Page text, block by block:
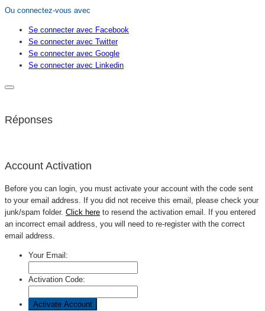
Ou connectez-vous avec
Se connecter avec Facebook
Se connecter avec Twitter
Se connecter avec Google
Se connecter avec Linkedin
Réponses
Account Activation
Before you can login, you must activate your account with the code sent
to your email address. If you did not receive this email, please check your
junk/spam folder. Click here to resend the activation email. If you entered
an incorrect email address, you will need to re-register with the correct
email address.
Your Email:
Activation Code: